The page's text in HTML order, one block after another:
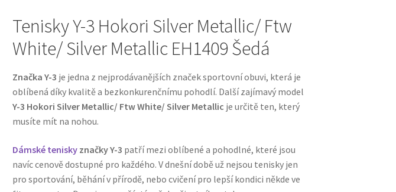
Tenisky Y-3 Hokori Silver Metallic/ Ftw
White/ Silver Metallic EH1409 Šedá
Značka Y-3 je jedna z nejprodávanějších značek sportovní obuvi, která je
oblíbená díky kvalitě a bezkonkurenčnímu pohodlí. Další zajímavý model
Y-3 Hokori Silver Metallic/ Ftw White/ Silver Metallic je určitě ten, který
musíte mít na nohou.
Dámské tenisky značky Y-3 patří mezi oblíbené a pohodlné, které jsou
navíc cenově dostupné pro každého. V dnešní době už nejsou tenisky jen
pro sportování, běhání v přírodě, nebo cvičení pro lepší kondici někde ve